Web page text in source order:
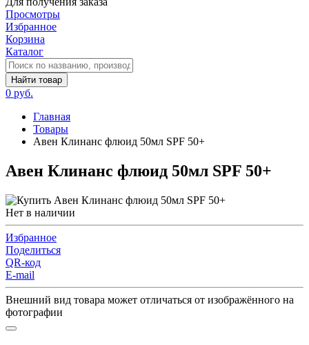
Просмотры
Избранное
Корзина
Каталог
Найти товар
0 руб.
Главная
Товары
Авен Клинанс флюид 50мл SPF 50+
Авен Клинанс флюид 50мл SPF 50+
Нет в наличии
Избранное
Поделиться
QR-код
E-mail
Внешний вид товара может отличаться от изображённого на
фотографии